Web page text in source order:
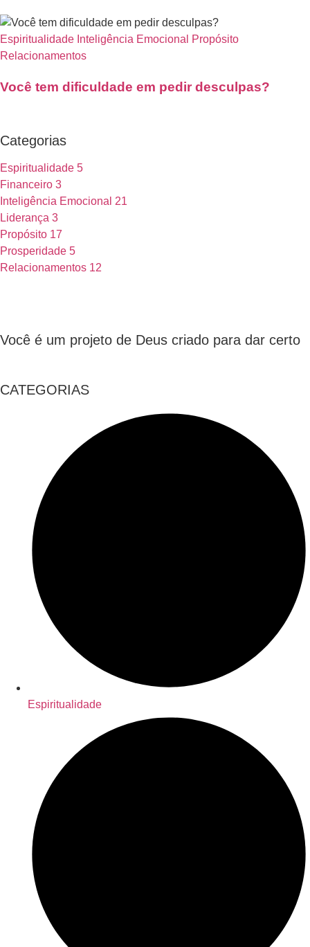
Espiritualidade Inteligência Emocional
Propósito
Relacionamentos
Você tem dificuldade em pedir desculpas?
Categorias
Espiritualidade 5
Financeiro 3
Inteligência Emocional 21
Liderança 3
Propósito 17
Prosperidade 5
Relacionamentos 12
Você é um projeto de Deus criado para dar certo
CATEGORIAS
Espiritualidade